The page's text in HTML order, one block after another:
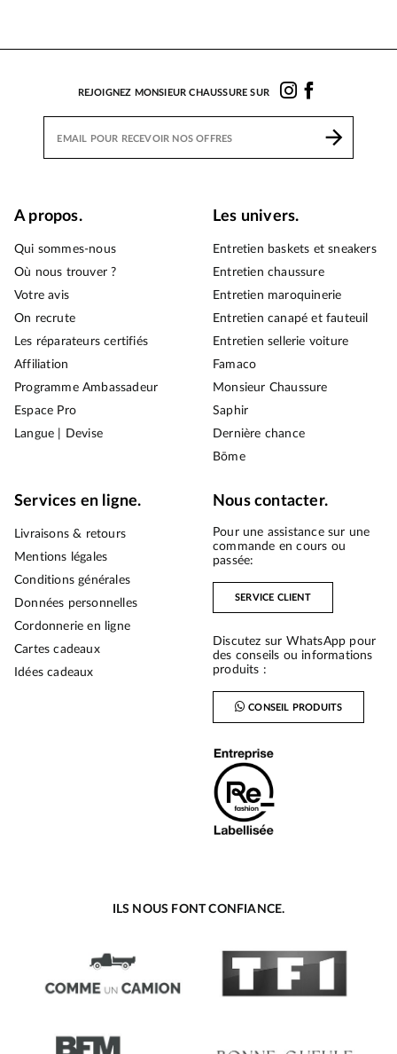
REJOIGNEZ MONSIEUR CHAUSSURE SUR
A propos.
Qui sommes-nous
Où nous trouver ?
Votre avis
On recrute
Les réparateurs certifiés
Affiliation
Programme Ambassadeur
Espace Pro
Langue | Devise
Les univers.
Entretien baskets et sneakers
Entretien chaussure
Entretien maroquinerie
Entretien canapé et fauteuil
Entretien sellerie voiture
Famaco
Monsieur Chaussure
Saphir
Dernière chance
Bōme
Services en ligne.
Livraisons & retours
Mentions légales
Conditions générales
Données personnelles
Cordonnerie en ligne
Cartes cadeaux
Idées cadeaux
Nous contacter.
Pour une assistance sur une
commande en cours ou
passée:
SERVICE CLIENT
Discutez sur WhatsApp pour
des conseils ou informations
produits :
CONSEIL PRODUITS
ILS NOUS FONT CONFIANCE.